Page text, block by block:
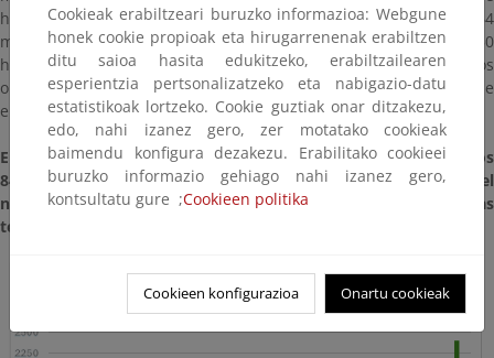
hembras reproductoras o territoriales en 2024 ascendió a 470, 64
más que en 2023. Esta cifra se acerca paulatinamente a las 750
hembras reproductoras que se considera como uno de los
objetivos demográficos a alcanzar para considerar que el lince se
encuentra en un estado de conservación favorable.
El número de cachorros nacidos en 2024 se incrementó hasta los
844, con una tasa de fecundidad de 1,8 calculada como el
número de cachorros nacidos entre el número de hembras
territoriales.
Cookieak erabiltzeari buruzko informazioa: Webgune
honek cookie propioak eta hirugarrenenak erabiltzen
ditu saioa hasita edukitzeko, erabiltzailearen
esperientzia pertsonalizatzeko eta nabigazio-datu
estatistikoak lortzeko. Cookie guztiak onar ditzakezu,
edo, nahi izanez gero, zer motatako cookieak
baimendu konfigura dezakezu. Erabilitako cookieei
buruzko informazio gehiago nahi izanez gero,
kontsultatu gure ;Cookieen politika
Cookieen konfigurazioa Onartu cookieak